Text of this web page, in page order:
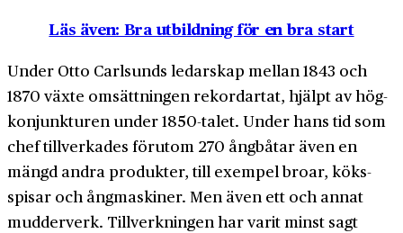
Läs även: Bra utbildning för en bra start
Under Otto Carlsunds ledarskap mellan 1843 och
1870 växte omsättningen rekord­artat, hjälpt av hög­
konjunkturen under 1850-talet. Under hans tid som
chef tillverkades förutom 270 ångbåtar även en
mängd andra produkter, till exempel broar, köks­
spisar och ång­maskiner. Men även ett och annat
mudder­verk. Tillverkningen har varit minst sagt